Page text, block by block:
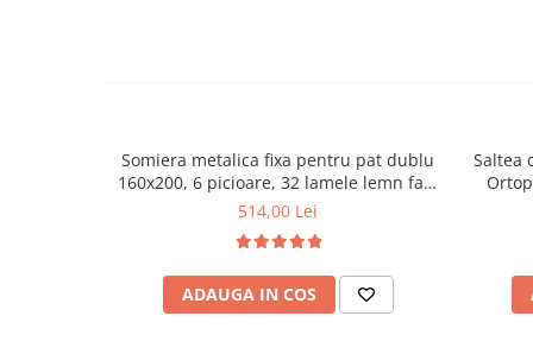
Somiera metalica fixa pentru pat dublu
160x200, 6 picioare, 32 lamele lemn fag,
benzi textile, suport saltea ferm, negru
514,00 Lei
ADAUGA IN COS
Saltea
medie,